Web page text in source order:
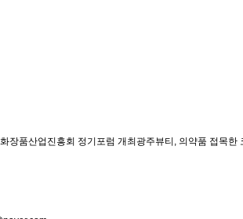
장품산업진흥회 정기포럼 개최광주뷰티, 의약품 접목